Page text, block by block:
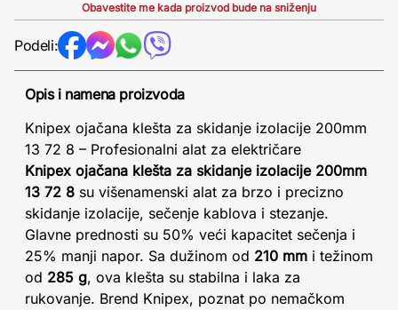
Obavestite me kada proizvod bude na sniženju
Podeli:
Opis i namena proizvoda
Knipex ojačana klešta za skidanje izolacije 200mm
13 72 8 – Profesionalni alat za električare
Knipex ojačana klešta za skidanje izolacije 200mm
13 72 8 su višenamenski alat za brzo i precizno
skidanje izolacije, sečenje kablova i stezanje.
Glavne prednosti su 50% veći kapacitet sečenja i
25% manji napor. Sa dužinom od 210 mm i težinom
od 285 g, ova klešta su stabilna i laka za
rukovanje. Brend Knipex, poznat po nemačkom